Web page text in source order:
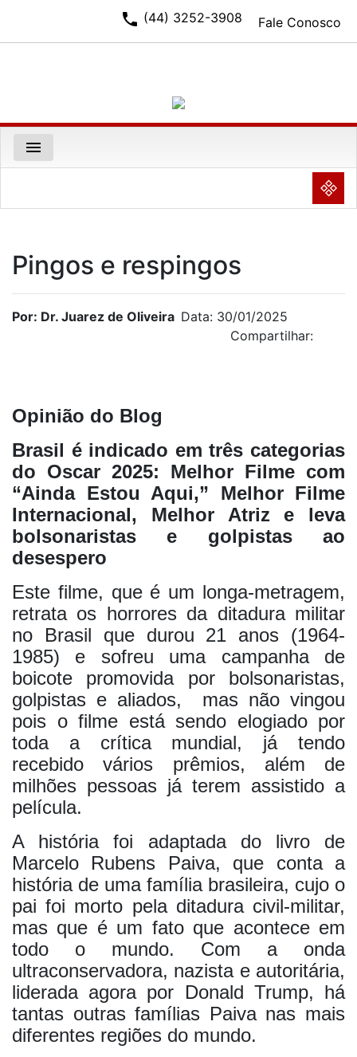
Fale Conosco
phone (44) 3252-3908
menu
NULL
Pingos e respingos
Por: Dr. Juarez de Oliveira Data: 30/01/2025
Compartilhar:
Opinião do Blog
Brasil é indicado em três categorias
do Oscar 2025: Melhor Filme com
“Ainda Estou Aqui,” Melhor Filme
Internacional, Melhor Atriz e leva
bolsonaristas e golpistas ao
desespero
Este filme, que é um longa-metragem,
retrata os horrores da ditadura militar
no Brasil que durou 21 anos (1964-
1985) e sofreu uma campanha de
boicote promovida por bolsonaristas,
golpistas e aliados,
mas não vingou
pois o filme está sendo elogiado por
toda a crítica mundial, já tendo
recebido vários prêmios, além de
milhões pessoas já terem assistido a
película.
A história foi adaptada do livro de
Marcelo Rubens Paiva, que conta a
história de uma família brasileira, cujo o
pai foi morto pela ditadura civil-militar,
mas que é um fato que acontece em
todo o mundo. Com a onda
ultraconservadora, nazista e autoritária,
liderada agora por Donald Trump, há
tantas outras famílias Paiva nas mais
diferentes regiões do mundo.